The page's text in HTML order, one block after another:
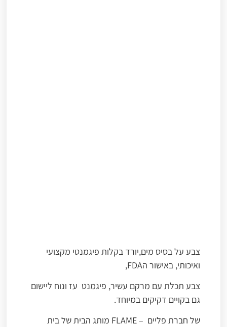
צבע על בסיס מים,יורד בקלות פיגמנטי מקצועי
ואיכותי, באישור הFDA,
צבע תכלת עם מרקם עשיר, פיגמנט עז ונוח ליישום
גם בקויים דקיקים במיוחד.
של חברת פליים – FLAME מותג הבית של בית